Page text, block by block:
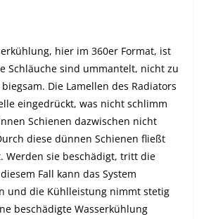
hier im 360er Format, ist
Schläuche sind ummantelt, nicht zu
Die Lamellen des Radiators
eingedrückt, was nicht schlimm
Schienen dazwischen nicht
diese dünnen Schienen fließt
Werden sie beschädigt, tritt die
Fall kann das System
und die Kühlleistung nimmt stetig
beschädigte Wasserkühlung